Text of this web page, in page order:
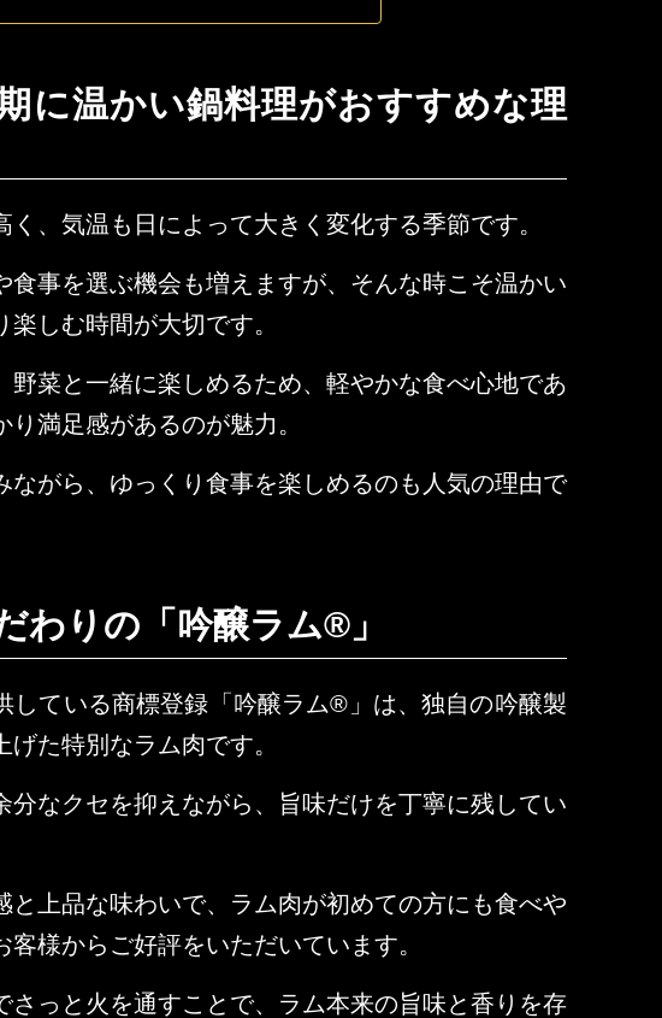
に温かい鍋料理がおすすめな理
く、気温も日によって大きく変化する季節です。
食事を選ぶ機会も増えますが、そんな時こそ温かい
しむ時間が大切です。
野菜と一緒に楽しめるため、軽やかな食べ心地であ
り満足感があるのが魅力。
ながら、ゆっくり食事を楽しめるのも人気の理由で
わりの「吟醸ラム®」
している商標登録「吟醸ラム®」は、独自の吟醸製
た特別なラム肉です。
分なクセを抑えながら、旨味だけを丁寧に残してい
と上品な味わいで、ラム肉が初めての方にも食べや
客様からご好評をいただいています。
さっと火を通すことで、ラム本来の旨味と香りを存